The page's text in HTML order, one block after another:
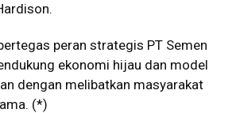
peran strategis PT Semen
ekonomi hijau dan model
dengan melibatkan masyarakat
(*)